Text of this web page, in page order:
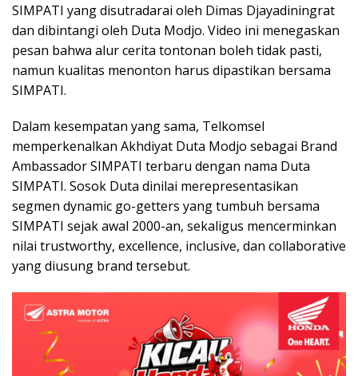
SIMPATI yang disutradarai oleh Dimas Djayadiningrat
dan dibintangi oleh Duta Modjo. Video ini menegaskan
pesan bahwa alur cerita tontonan boleh tidak pasti,
namun kualitas menonton harus dipastikan bersama
SIMPATI.
Dalam kesempatan yang sama, Telkomsel
memperkenalkan Akhdiyat Duta Modjo sebagai Brand
Ambassador SIMPATI terbaru dengan nama Duta
SIMPATI. Sosok Duta dinilai merepresentasikan
segmen dynamic go-getters yang tumbuh bersama
SIMPATI sejak awal 2000-an, sekaligus mencerminkan
nilai trustworthy, excellence, inclusive, dan collaborative
yang diusung brand tersebut.